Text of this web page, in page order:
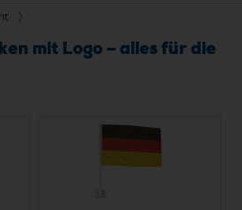
mit Logo – alles für die